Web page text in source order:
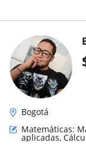
Bogotá
Matemáticas:
aplicadas,
numérico,